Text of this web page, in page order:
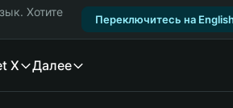
Хотите
Переключитесь на
X Далее